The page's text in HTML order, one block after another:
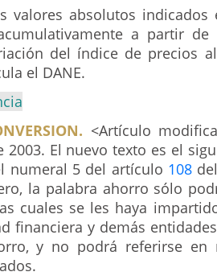
valores absolutos
a partir de
del índice de precios
el DANE.
<Artículo
2003. El nuevo texto es el
numeral 5 del artículo 108
la palabra ahorro sólo
cuales se les haya
financiera y demás
y no podrá referirse en